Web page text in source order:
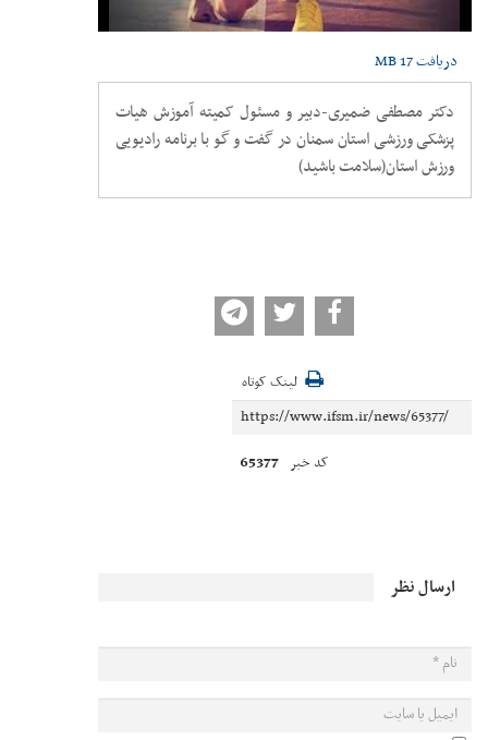
دریافت17 MB
دکتر مصطفی ضمیری-دبیر و مسئول کمیته آموزش هیات
پزشکی ورزشی استان سمنان در گفت و گو با برنامه رادیویی
ورزش استان(سلامت باشید)
لینک کوتاه
کد خبر 65377
ارسال نظر